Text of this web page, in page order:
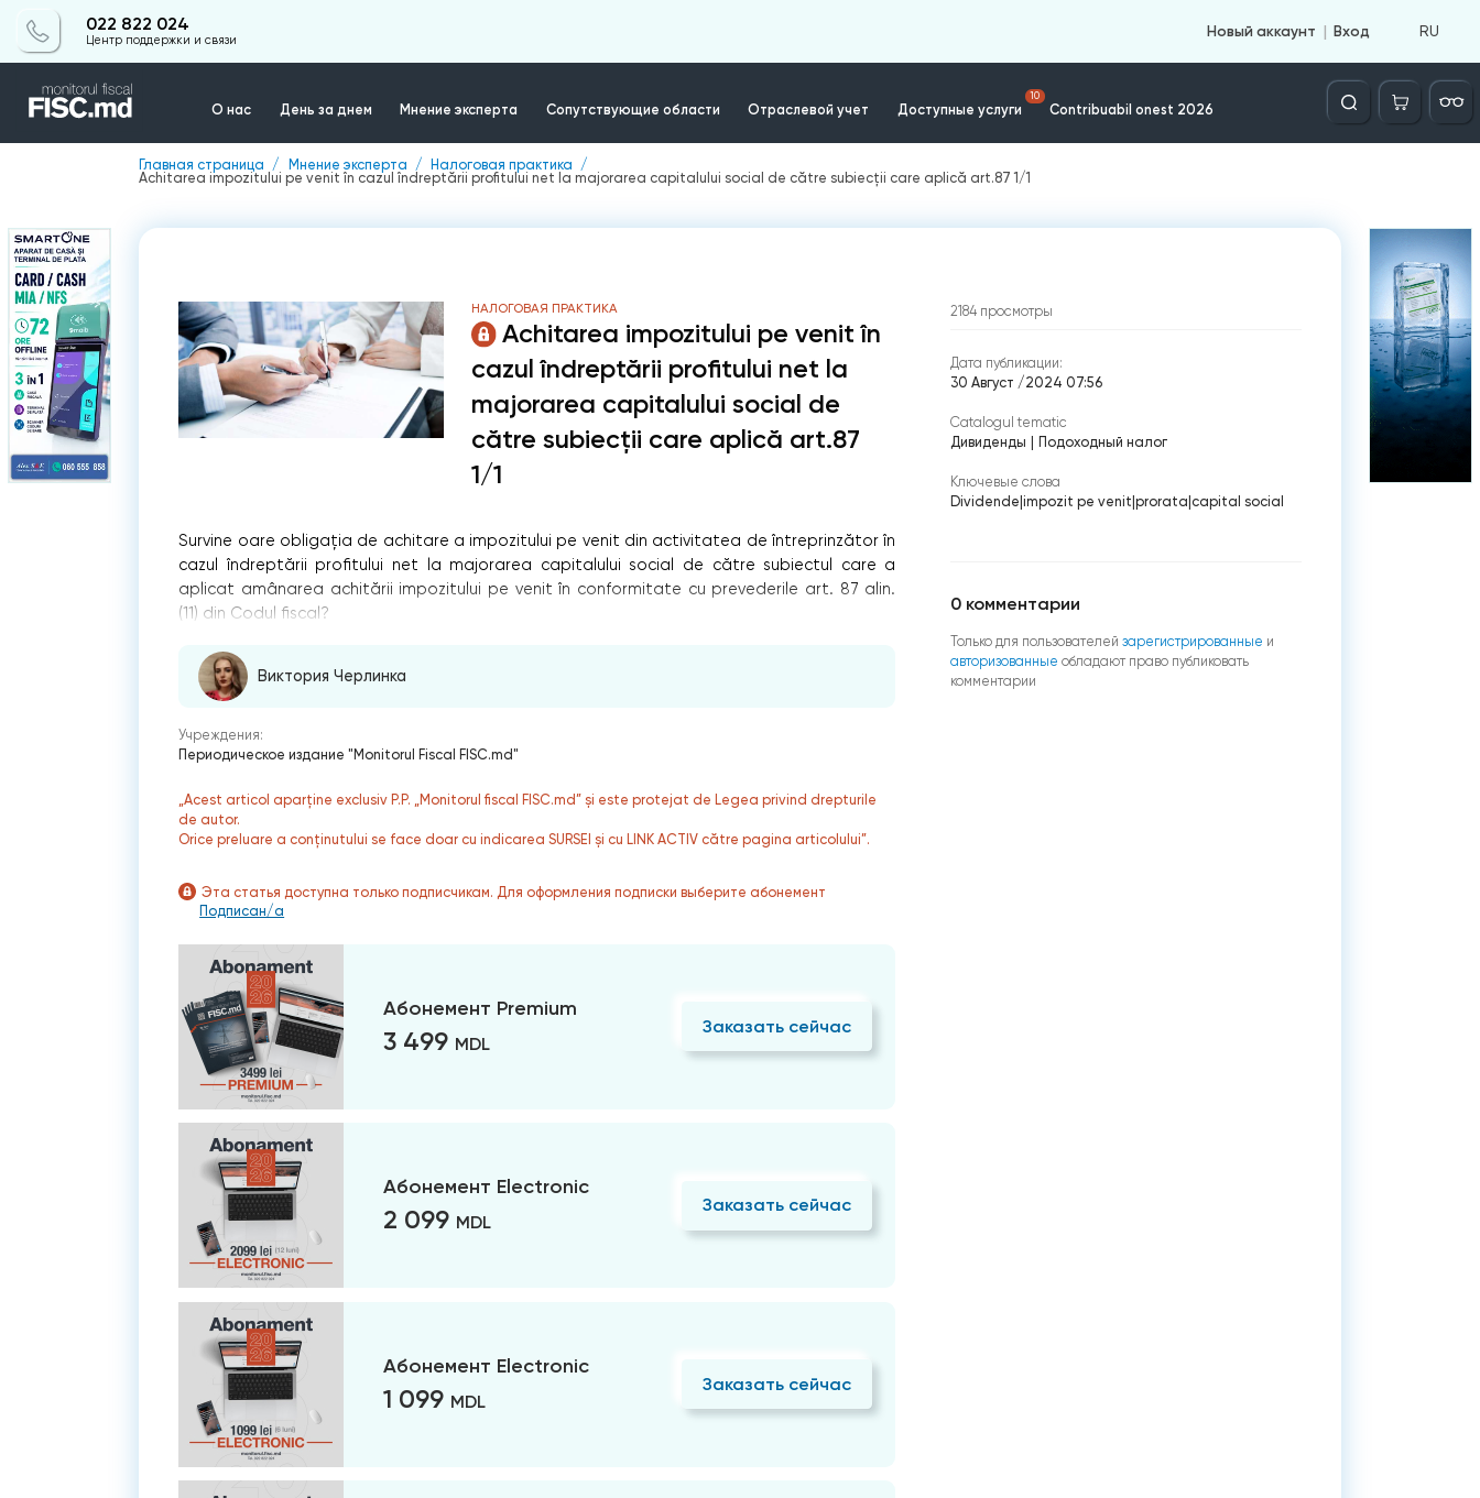
022 822 024
Центр поддержки и связи
Новый аккаунт Вход RU
О нас День за днем Мнение эксперта Сопутствующие области Отраслевой учет Доступные услуги
10
Contribuabil onest 2026
Контакты
Căutare
Главная страница Мнение эксперта
Налоговая практика
Achitarea impozitului pe venit în cazul îndreptării profitului net la majorarea capitalului social de către subiecții care aplică art.87 1/1
НАЛОГОВАЯ ПРАКТИКА
Achitarea impozitului pe venit în
cazul îndreptării profitului net la
majorarea capitalului social de
către subiecții care aplică art.87
1/1
Survine oare obligația de achitare a impozitului pe venit din activitatea de întreprinzător în
cazul îndreptării profitului net la majorarea capitalului social de către subiectul care a
aplicat amânarea achitării impozitului pe venit în conformitate cu prevederile art. 87 alin.
(11) din Codul fiscal?
Виктория Черлинка
Учреждения:
Периодическое издание "Monitorul Fiscal FISC.md"
„Acest articol aparține exclusiv P.P. „Monitorul fiscal FISC.md” și este protejat de Legea privind drepturile
de autor.
Orice preluare a conținutului se face doar cu indicarea SURSEI și cu LINK ACTIV către pagina articolului”.
Эта статья доступна только подписчикам. Для оформления подписки выберите абонемент
Подписан/а
Абонемент Premium
3 499 MDL
Заказать сейчас
Абонемент Electronic
2 099 MDL
Заказать сейчас
Абонемент Electronic
1 099 MDL
Заказать сейчас
2184 просмотры
Дата публикации:
30 Август /2024 07:56
Catalogul tematic
Дивиденды
Подоходный налог
Ключевые слова
Dividende impozit pe venit prorata capital social
0 комментарии
Только для пользователей зарегистрированные и
авторизованные обладают право публиковать
комментарии